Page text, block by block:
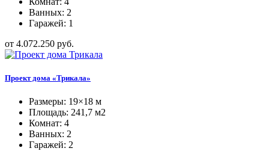
Ванных: 2
Гаражей: 1
от 4.072.250 руб.
Проект дома «Трикала»
Размеры: 19×18 м
Площадь: 241,7 м2
Комнат: 4
Ванных: 2
Гаражей: 2